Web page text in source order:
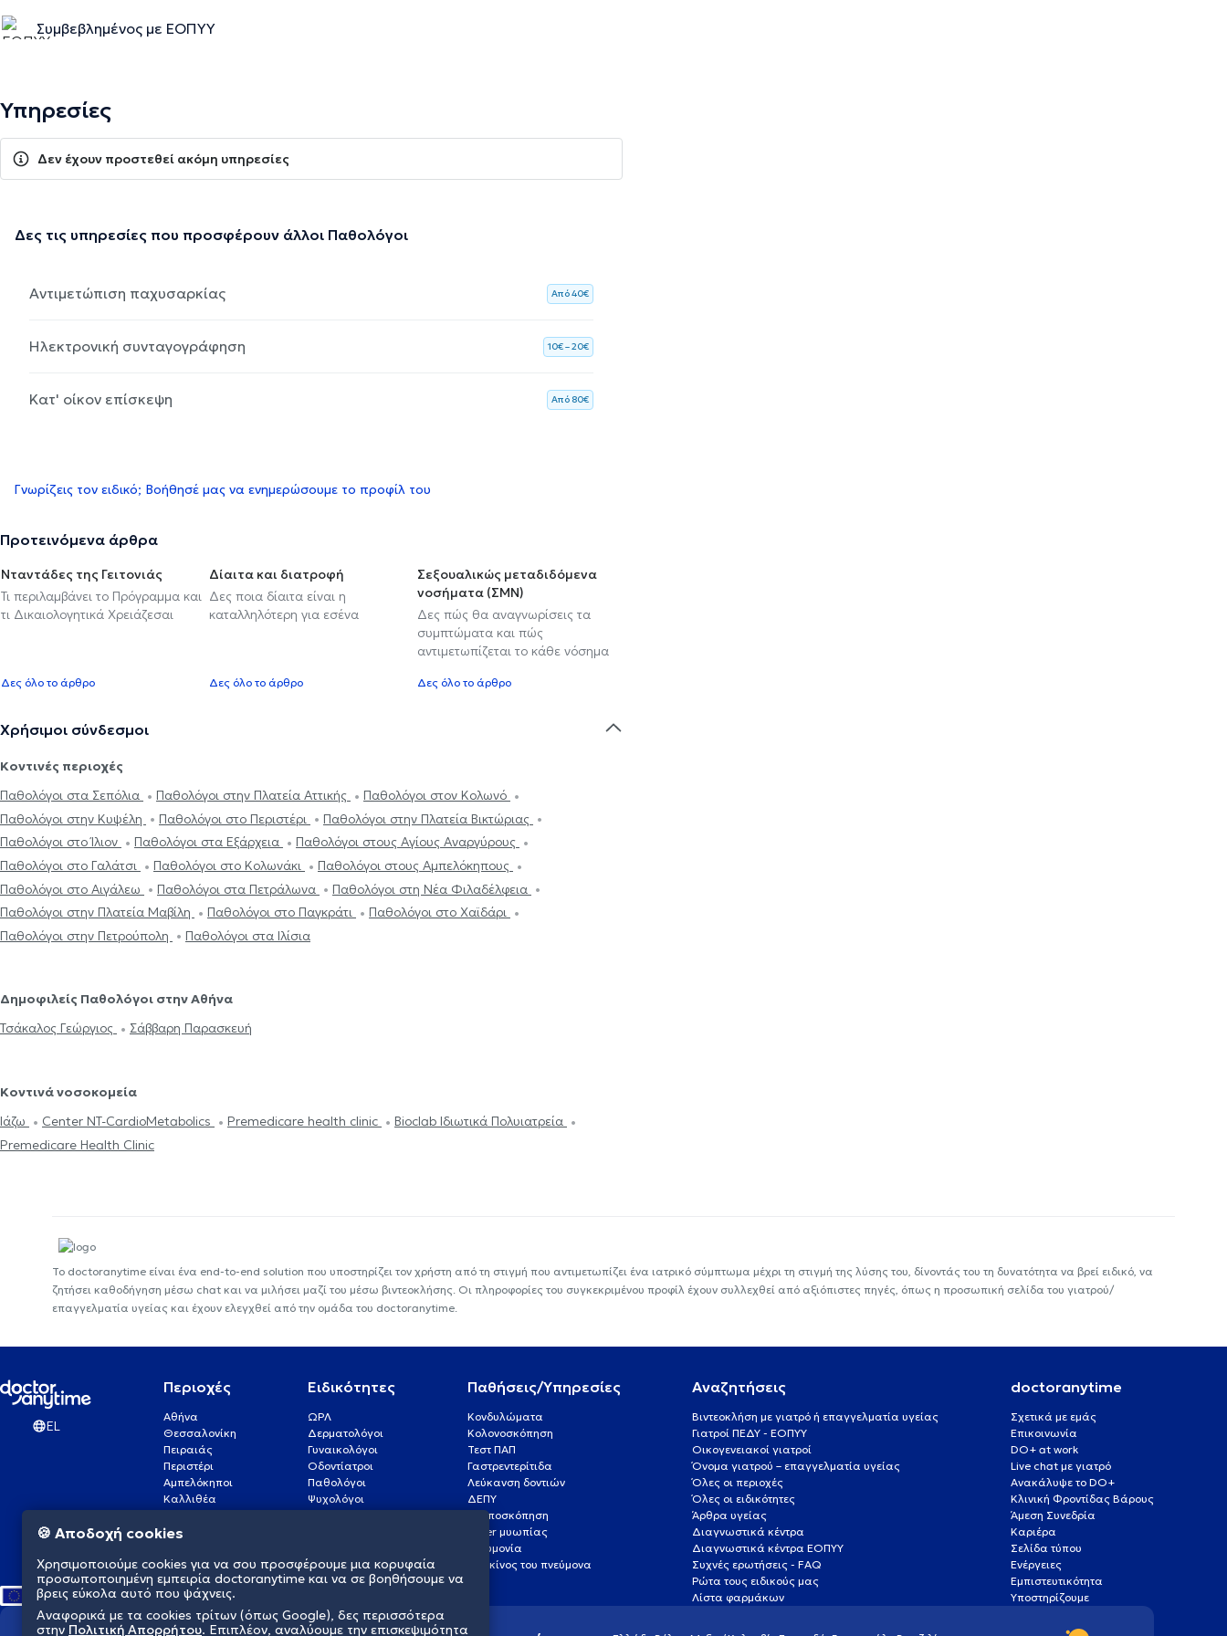
Συμβεβλημένος με ΕΟΠΥΥ
Υπηρεσίες
Δεν έχουν προστεθεί ακόμη υπηρεσίες
Δες τις υπηρεσίες που προσφέρουν άλλοι Παθολόγοι
Αντιμετώπιση παχυσαρκίας Aπό 40€
Ηλεκτρονική συνταγογράφηση 10€ – 20€
Κατ' οίκον επίσκεψη Aπό 80€
Γνωρίζεις τον ειδικό; Βοήθησέ μας να ενημερώσουμε το προφίλ του
Προτεινόμενα άρθρα
Νταντάδες της Γειτονιάς
Τι περιλαμβάνει το Πρόγραμμα και
τι Δικαιολογητικά Χρειάζεσαι
Δες όλο το άρθρο
Δίαιτα και διατροφή
Δες ποια δίαιτα είναι η
καταλληλότερη για εσένα
Δες όλο το άρθρο
Σεξουαλικώς μεταδιδόμενα
νοσήματα (ΣΜΝ)
Δες πώς θα αναγνωρίσεις τα
συμπτώματα και πώς
αντιμετωπίζεται το κάθε νόσημα
Δες όλο το άρθρο
Χρήσιμοι σύνδεσμοι
Κοντινές περιοχές
Παθολόγοι στα Σεπόλια
Παθολόγοι στην Πλατεία Αττικής
Παθολόγοι στον Κολωνό
Παθολόγοι στην Κυψέλη
Παθολόγοι στο Περιστέρι
Παθολόγοι στην Πλατεία Βικτώριας
Παθολόγοι στο Ίλιον
Παθολόγοι στα Εξάρχεια
Παθολόγοι στους Αγίους Αναργύρους
Παθολόγοι στο Γαλάτσι
Παθολόγοι στο Κολωνάκι
Παθολόγοι στους Αμπελόκηπους
Παθολόγοι στο Αιγάλεω
Παθολόγοι στα Πετράλωνα
Παθολόγοι στη Νέα Φιλαδέλφεια
Παθολόγοι στην Πλατεία Μαβίλη
Παθολόγοι στο Παγκράτι
Παθολόγοι στο Χαϊδάρι
Παθολόγοι στην Πετρούπολη
Παθολόγοι στα Ιλίσια
Δημοφιλείς Παθολόγοι στην Αθήνα
Τσάκαλος Γεώργιος
Σάββαρη Παρασκευή
Κοντινά νοσοκομεία
Ιάζω
Center NT-CardioMetabolics Premedicare health clinic
Bioclab Ιδιωτικά Πολυιατρεία
Premedicare Health Clinic
Το doctoranytime είναι ένα end-to-end solution που υποστηρίζει τον χρήστη από τη στιγμή που αντιμετωπίζει ένα ιατρικό σύμπτωμα μέχρι τη στιγμή της λύσης του, δίνοντάς του τη δυνατότητα να βρεί ειδικό, να
ζητήσει καθοδήγηση μέσω chat και να μιλήσει μαζί του μέσω βιντεοκλήσης. Οι πληροφορίες του συγκεκριμένου προφίλ έχουν συλλεχθεί από αξιόπιστες πηγές, όπως η προσωπική σελίδα του γιατρού/
επαγγελματία υγείας και έχουν ελεγχθεί από την ομάδα του doctoranytime.
EL
Περιοχές
Αθήνα
Θεσσαλονίκη
Πειραιάς
Περιστέρι
Αμπελόκηποι
Καλλιθέα
Γλυφάδα
Νέα Σμύρνη
Ειδικότητες
ΩΡΛ
Δερματολόγοι
Γυναικολόγοι
Οδοντίατροι
Παθολόγοι
Ψυχολόγοι
Καρδιολόγοι
Παθήσεις/Υπηρεσίες
Κονδυλώματα
Κολονοσκόπηση
Τεστ ΠΑΠ
Γαστρεντερίτιδα
Λεύκανση δοντιών
ΔΕΠΥ
Κολποσκόπηση
Laser μυωπίας
Πνευμονία
Καρκίνος του πνεύμονα
Αναζητήσεις
Βιντεοκλήση με γιατρό ή επαγγελματία υγείας
Γιατροί ΠΕΔΥ - ΕΟΠΥΥ
Οικογενειακοί γιατροί
Όνομα γιατρού – επαγγελματία υγείας
Όλες οι περιοχές
Όλες οι ειδικότητες
Άρθρα υγείας
Διαγνωστικά κέντρα
Διαγνωστικά κέντρα ΕΟΠΥΥ
Συχνές ερωτήσεις - FAQ
Ρώτα τους ειδικούς μας
Λίστα φαρμάκων
doctoranytime
Σχετικά με εμάς
Επικοινωνία
DO+ at work
Live chat με γιατρό
Ανακάλυψε το DO+
Κλινική Φροντίδας Βάρους
Άμεση Συνεδρία
Καριέρα
Σελίδα τύπου
Ενέργειες
Εμπιστευτικότητα
Υποστηρίζουμε
🍪 Αποδοχή cookies
Χρησιμοποιούμε cookies για να σου προσφέρουμε μια κορυφαία
προσωποποιημένη εμπειρία doctoranytime και να σε βοηθήσουμε να
βρεις εύκολα αυτό που ψάχνεις.
Αναφορικά με τα cookies τρίτων (όπως Google), δες περισσότερα
στην Πολιτική Απορρήτου. Επιπλέον, αναλύουμε την επισκεψιμότητα